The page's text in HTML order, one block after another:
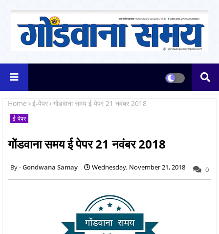
Home ई-पेपर गोंडवाना समय ई पेपर 21 नवंबर 2018
ई-पेपर
गोंडवाना समय ई पेपर 21 नवंबर 2018
Gondwana Samay Wednesday, November 21, 2018 0